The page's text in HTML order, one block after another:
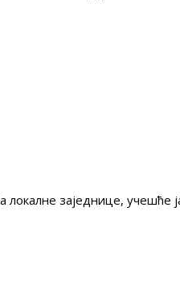
заједнице, учешће